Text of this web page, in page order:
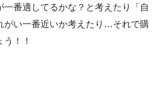
一番適してるかな？と考えたり「自
がい一番近いか考えたり…それで購
！！